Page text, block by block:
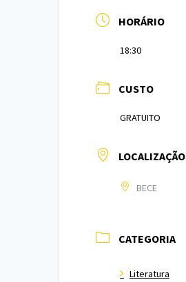
HORÁRIO
18:30
CUSTO
GRATUITO
LOCALIZAÇÃO
BECE
CATEGORIA
Literatura